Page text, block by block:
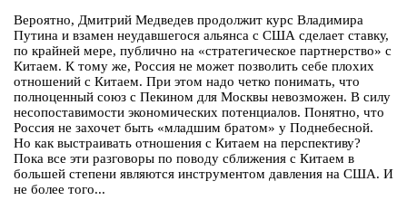
Вероятно, Дмитрий Медведев продолжит курс Владимира
Путина и взамен неудавшегося альянса с США сделает ставку,
по крайней мере, публично на «стратегическое партнерство» с
Китаем. К тому же, Россия не может позволить себе плохих
отношений с Китаем. При этом надо четко понимать, что
полноценный союз с Пекином для Москвы невозможен. В силу
несопоставимости экономических потенциалов. Понятно, что
Россия не захочет быть «младшим братом» у Поднебесной.
Но как выстраивать отношения с Китаем на перспективу?
Пока все эти разговоры по поводу сближения с Китаем в
большей степени являются инструментом давления на США. И
не более того...